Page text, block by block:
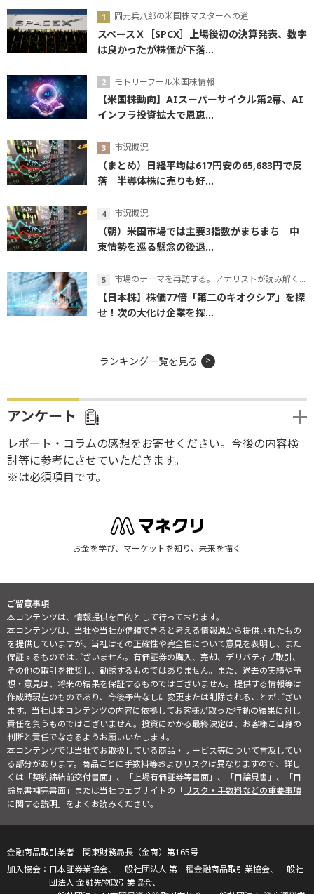
岡元兵八郎の米国株マスターへの道
スペースＸ［SPCX］上場後初の決算発表、数字
は良かったが株価が下落...
モトリーフール米国株情報
【米国株動向】AIスーパーサイクル第2幕、AI
インフラ投資拡大で恩恵...
市況概況
（まとめ）日経平均は617円安の65,683円で反
落 半導体株に売りも好...
市況概況
（朝）米国市場では主要3指数がまちまち 中
東情勢を巡る懸念の後退...
市場のテーマを再訪する。アナリストが読み解くテーマの本質
【日本株】株価77倍「第二のキオクシア」を探
せ！次の大化け企業を探...
ランキング一覧を見る
アンケート
レポート・コラムの感想をお寄せください。今後の内容検
討等に参考にさせていただきます。
※は必須項目です。
お金を学び、マーケットを知り、未来を描く
ご留意事項
本コンテンツは、情報提供を目的として行っております。
本コンテンツは、当社や当社が信頼できると考える情報源から提供されたもの
を提供していますが、当社はその正確性や完全性について意見を表明し、また
保証するものではございません。有価証券の購入、売却、デリバティブ取引、
その他の取引を推奨し、勧誘するものではありません。また、過去の実績や予
想・意見は、将来の結果を保証するものではございません。提供する情報等は
作成時現在のものであり、今後予告なしに変更または削除されることがござい
ます。当社は本コンテンツの内容に依拠してお客様が取った行動の結果に対し
責任を負うものではございません。投資にかかる最終決定は、お客様ご自身の
判断と責任でなさるようお願いいたします。
本コンテンツでは当社でお取扱している商品・サービス等について言及してい
る部分があります。商品ごとに手数料等およびリスクは異なりますので、詳し
くは「契約締結前交付書面」、「上場有価証券等書面」、「目論見書」、「目
論見書補完書面」または当社ウェブサイトの「リスク・手数料などの重要事項
に関する説明」をよくお読みください。
金融商品取引業者 関東財務局長（金商）第165号
日本証券業協会、一般社団法人 第二種金融商品取引業協会、一般社
団法人 金融先物取引業協会、